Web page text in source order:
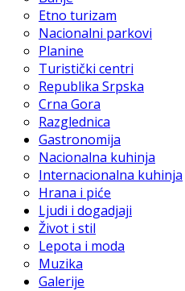
Etno turizam
Nacionalni parkovi
Planine
Turistički centri
Republika Srpska
Crna Gora
Razglednica
Gastronomija
Nacionalna kuhinja
Internacionalna kuhinja
Hrana i piće
Ljudi i dogadjaji
Život i stil
Lepota i moda
Muzika
Galerije